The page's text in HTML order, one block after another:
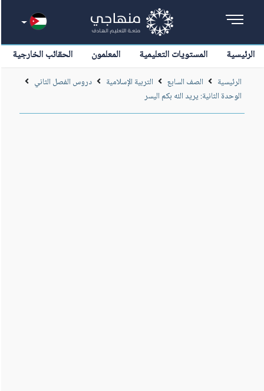
الرئيسية المستويات التعليمية المعلمون الحقائب الخارجية
الرئيسية الصف السابع التربية الإسلامية
دروس الفصل الثاني
الوحدة الثانية: يريد الله بكم اليسر